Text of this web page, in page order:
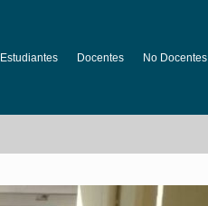
Estudiantes Docentes No Docentes